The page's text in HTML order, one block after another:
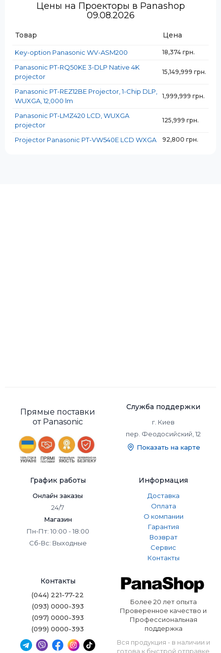
Цены на Проекторы в Panashop
09.08.2026
Товар Цена
Key-option Panasonic WV-ASM200 18,374 грн.
Panasonic PT-RQ50KE 3-DLP Native 4K
projector
15,149,999 грн.
Panasonic PT-REZ12BE Projector, 1-Chip DLP,
WUXGA, 12,000 lm
1,999,999 грн.
Panasonic PT-LMZ420 LCD, WUXGA
projector
125,999 грн.
Projector Panasonic PT-VW540E LCD WXGA 92,800 грн.
Прямые поставки
от Panasonic
Служба поддержки
г. Киев
пер. Феодосийский, 12
Показать на карте
График работы
Онлайн заказы
24/7
Магазин
Пн-Пт: 10:00 - 18:00
Сб-Вс: Выходные
Информация
Доставка
Оплата
О компании
Гарантия
Возврат
Сервис
Контакты
Контакты
(044) 221-77-22
(093) 0000-393
(097) 0000-393
(099) 0000-393
Более 20 лет опыта
Проверенное качество и
Профессиональная
поддержка
Вся продукция - в наличии и
готова к быстрой отправке